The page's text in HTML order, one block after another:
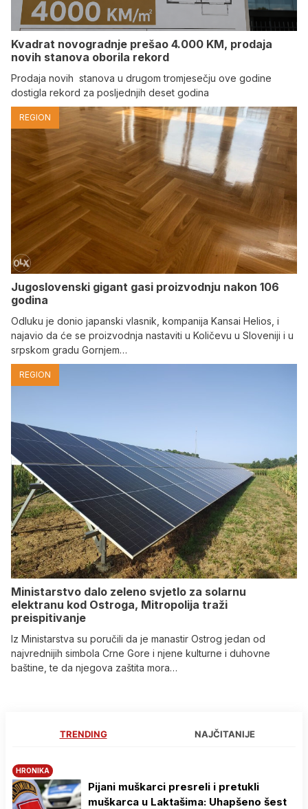
Kvadrat novogradnje prešao 4.000 KM, prodaja
novih stanova oborila rekord
Prodaja novih stanova u drugom tromjesečju ove godine
dostigla rekord za posljednjih deset godina
REGION
Jugoslovenski gigant gasi proizvodnju nakon 106
godina
Odluku je donio japanski vlasnik, kompanija Kansai Helios, i
najavio da će se proizvodnja nastaviti u Količevu u Sloveniji i u
srpskom gradu Gornjem…
REGION
Ministarstvo dalo zeleno svjetlo za solarnu
elektranu kod Ostroga, Mitropolija traži
preispitivanje
Iz Ministarstva su poručili da je manastir Ostrog jedan od
najvrednijih simbola Crne Gore i njene kulturne i duhovne
baštine, te da njegova zaštita mora…
TRENDING NAJČITANIJE
HRONIKA
Pijani muškarci presreli i pretukli
muškarca u Laktašima: Uhapšeno šest